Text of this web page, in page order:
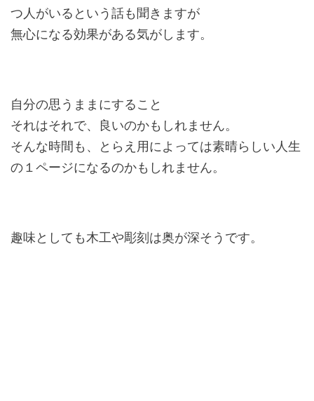
つ人がいるという話も聞きますが
無心になる効果がある気がします。
自分の思うままにすること
それはそれで、良いのかもしれません。
そんな時間も、とらえ用によっては素晴らしい人生
の１ページになるのかもしれません。
趣味としても木工や彫刻は奥が深そうです。